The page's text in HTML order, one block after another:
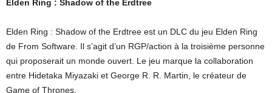
Elden Ring : Shadow of the Erdtree
Elden Ring : Shadow of the Erdtree est un DLC du jeu Elden Ring
de From Software. Il s’agit d’un RGP/action à la troisième personne
qui proposerait un monde ouvert. Le jeu marque la collaboration
entre Hidetaka Miyazaki et George R. R. Martin, le créateur de
Game of Thrones.